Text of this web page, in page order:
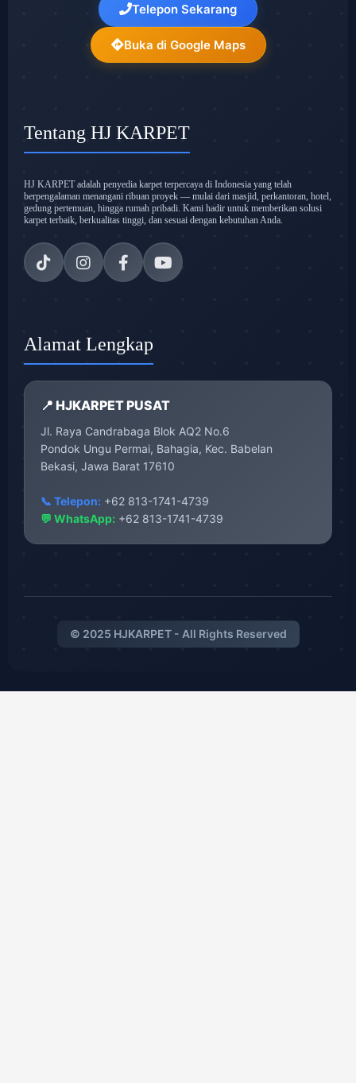
Telepon Sekarang
Buka di Google Maps
Tentang HJ KARPET
HJ KARPET adalah penyedia karpet terpercaya di Indonesia yang telah
berpengalaman menangani ribuan proyek — mulai dari masjid, perkantoran, hotel,
gedung pertemuan, hingga rumah pribadi. Kami hadir untuk memberikan solusi
karpet terbaik, berkualitas tinggi, dan sesuai dengan kebutuhan Anda.
Alamat Lengkap
📍 HJKARPET PUSAT
Jl. Raya Candrabaga Blok AQ2 No.6
Pondok Ungu Permai, Bahagia, Kec. Babelan
Bekasi, Jawa Barat 17610
📞 Telepon: +62 813-1741-4739
💬 WhatsApp: +62 813-1741-4739
© 2025 HJKARPET - All Rights Reserved